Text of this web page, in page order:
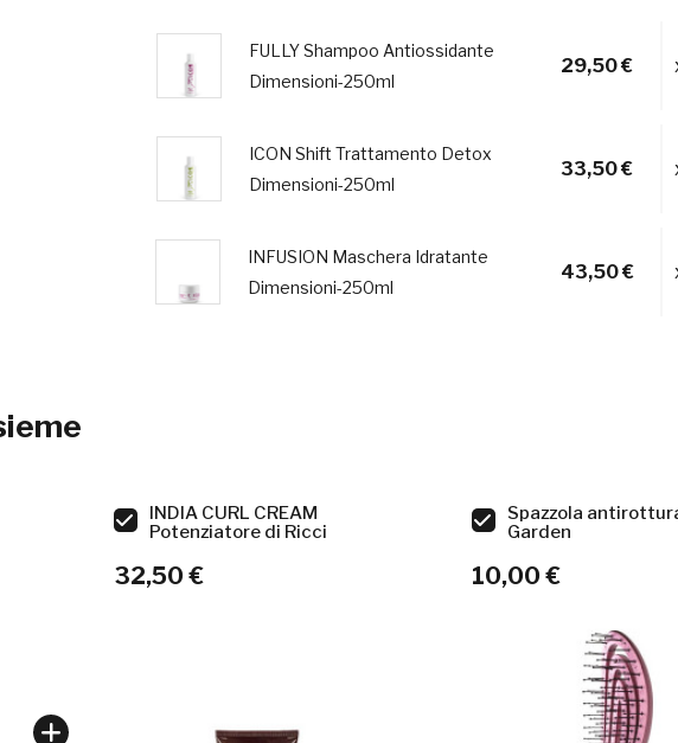
FULLY Shampoo Antiossidante
Dimensioni-250ml
29,50 €
ICON Shift Trattamento Detox
Dimensioni-250ml
33,50 €
INFUSION Maschera Idratante
Dimensioni-250ml
43,50 €
INDIA CURL CREAM
Potenziatore di Ricci
32,50 €
Spazzola
Garden
10,00 €